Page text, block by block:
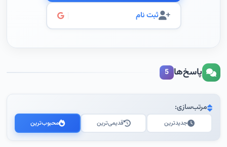
ثبت نام
پاسخ‌ها 5
مرتب‌سازی:
جدیدترین قدیمی‌ترین محبوب‌ترین